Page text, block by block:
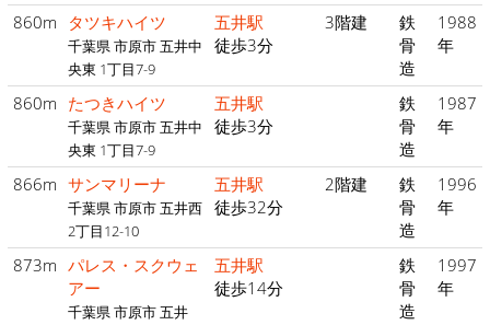
860m タツキハイツ
千葉県 市原市 五井中
央東 1丁目7-9
五井駅
徒歩3分
3階建
鉄
骨
造
1988
年
860m たつきハイツ
千葉県 市原市 五井中
央東 1丁目7-9
五井駅
徒歩3分
鉄
骨
造
1987
年
866m サンマリーナ
千葉県 市原市 五井西
2丁目12-10
五井駅
徒歩32分
2階建
鉄
骨
造
1996
年
873m パレス・スクウェ
アー
千葉県 市原市 五井
五井駅
徒歩14分
鉄
骨
造
1997
年